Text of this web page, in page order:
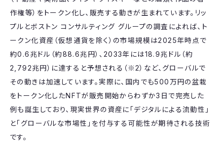
作権等）をトークン化し、販売する動きが生まれています。リッ
プルとボストン コンサルティング グループの調査によれば、ト
ークン化資産（仮想通貨を除く）の市場規模は2025年時点で
約0.6兆ドル（約88.6兆円）、2033年には18.9兆ドル（約
2,792兆円）に達すると予想される（※​​2​​）など、グローバルで
その動きは加速しています。実際に、国内でも500万円の盆栽
をトークン化したNFTが販売開始からわずか3日で完売した
例も誕生しており、現実世界の資産に「デジタルによる流動性」
と「グローバルな市場性」を付与する可能性が期待される技術
です。